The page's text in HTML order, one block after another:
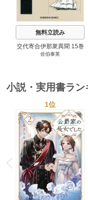
無料立読み
交代寄合伊那衆異聞 15巻
佐伯泰英
小説・実用書ラン
P
r
e
v
i
o
u
s
1位